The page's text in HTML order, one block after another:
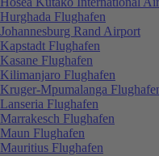
Hurghada Flughafen
Johannesburg Rand Airport
Kapstadt Flughafen
Kasane Flughafen
Kilimanjaro Flughafen
Kruger-Mpumalanga
Lanseria Flughafen
Marrakesch Flughafen
Maun Flughafen
Mauritius Flughafen